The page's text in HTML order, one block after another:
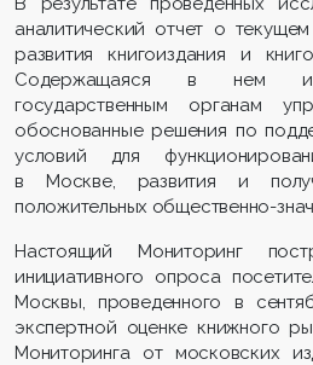
аналитический отчет о
развития книгоиздания и
Содержащаяся в нем
государственным органам
обоснованные решения по
условий для
в Москве, развития и
положительных общественно-
Настоящий Мониторинг
инициативного опроса
Москвы, проведенного в
экспертной оценке книжного
Мониторинга от московских